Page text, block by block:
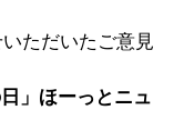
ただいたご意見
」ほーっとニュ